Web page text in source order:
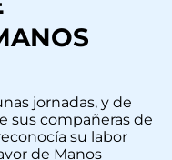
jornadas, y de
sus compañeras de
su labor
de Manos